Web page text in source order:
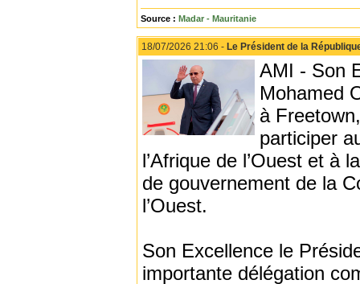
Source : Madar - Mauritanie
18/07/2026 21:06 - Le Président de la
AMI - Son
Mohamed
à
participer
l’Afrique de l’Ouest et à
de gouvernement de la
l’Ouest.
Son Excellence le
importante délégation